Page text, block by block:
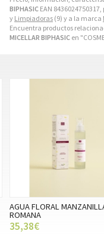
BIPHASIC EAN
y Limpiadoras (9) y a la marca
Encuentra productos
MICELLAR BIPHASIC en
AGUA FLORAL
ROMANA
35,38€